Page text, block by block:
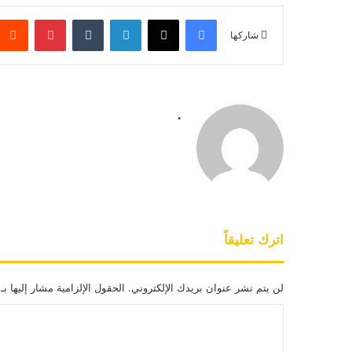
شاركها
فيسبوك ‫X لينكدإن
.
اترك تعليقاً
لن يتم نشر عنوان بريدك الإلكتروني. الحقول الإلزامية مشار إليها بـ